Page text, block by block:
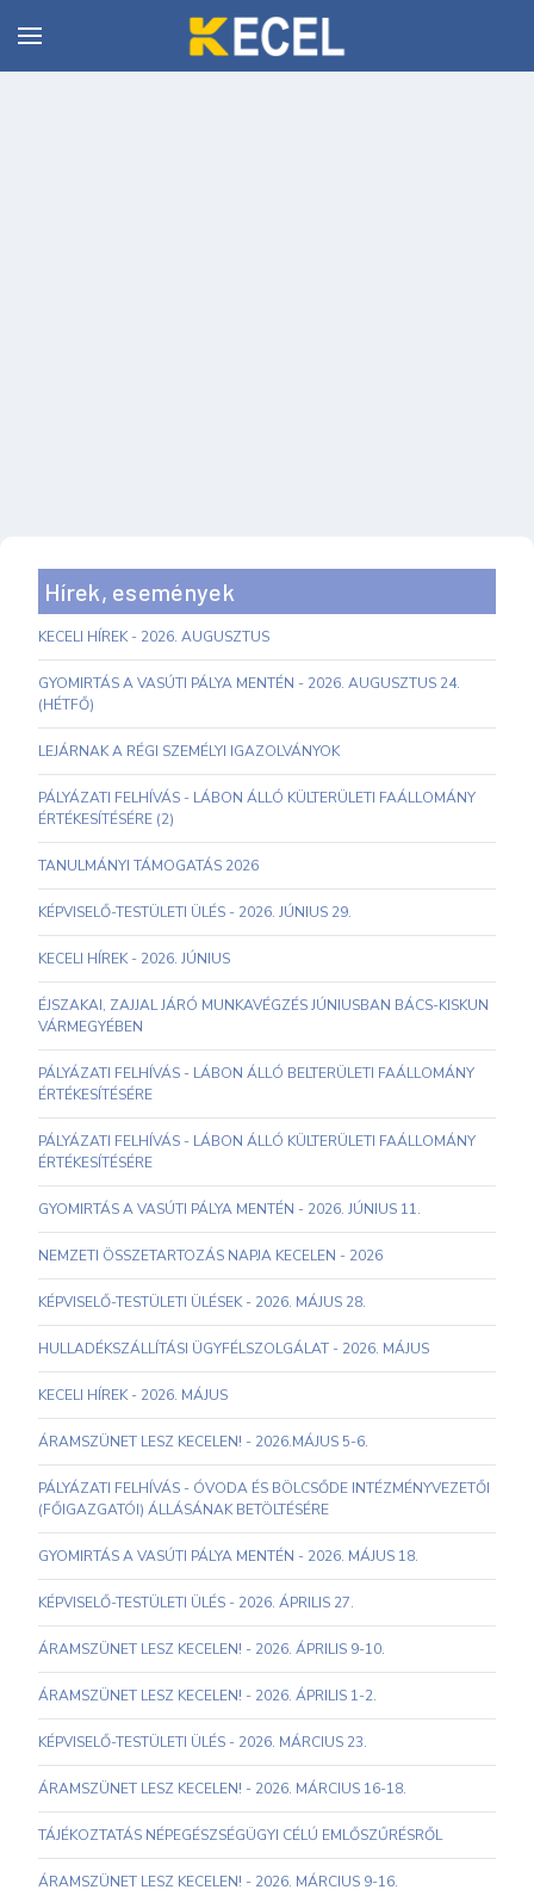
Hírek, események
KECELI HÍREK - 2026. AUGUSZTUS
GYOMIRTÁS A VASÚTI PÁLYA MENTÉN - 2026. AUGUSZTUS 24.
(HÉTFŐ)
LEJÁRNAK A RÉGI SZEMÉLYI IGAZOLVÁNYOK
PÁLYÁZATI FELHÍVÁS - LÁBON ÁLLÓ KÜLTERÜLETI FAÁLLOMÁNY
ÉRTÉKESÍTÉSÉRE (2)
TANULMÁNYI TÁMOGATÁS 2026
KÉPVISELŐ-TESTÜLETI ÜLÉS - 2026. JÚNIUS 29.
KECELI HÍREK - 2026. JÚNIUS
ÉJSZAKAI, ZAJJAL JÁRÓ MUNKAVÉGZÉS JÚNIUSBAN BÁCS-KISKUN
VÁRMEGYÉBEN
PÁLYÁZATI FELHÍVÁS - LÁBON ÁLLÓ BELTERÜLETI FAÁLLOMÁNY
ÉRTÉKESÍTÉSÉRE
PÁLYÁZATI FELHÍVÁS - LÁBON ÁLLÓ KÜLTERÜLETI FAÁLLOMÁNY
ÉRTÉKESÍTÉSÉRE
GYOMIRTÁS A VASÚTI PÁLYA MENTÉN - 2026. JÚNIUS 11.
NEMZETI ÖSSZETARTOZÁS NAPJA KECELEN - 2026
KÉPVISELŐ-TESTÜLETI ÜLÉSEK - 2026. MÁJUS 28.
HULLADÉKSZÁLLÍTÁSI ÜGYFÉLSZOLGÁLAT - 2026. MÁJUS
KECELI HÍREK - 2026. MÁJUS
ÁRAMSZÜNET LESZ KECELEN! - 2026.MÁJUS 5-6.
PÁLYÁZATI FELHÍVÁS - ÓVODA ÉS BÖLCSŐDE INTÉZMÉNYVEZETŐI
(FŐIGAZGATÓI) ÁLLÁSÁNAK BETÖLTÉSÉRE
GYOMIRTÁS A VASÚTI PÁLYA MENTÉN - 2026. MÁJUS 18.
KÉPVISELŐ-TESTÜLETI ÜLÉS - 2026. ÁPRILIS 27.
ÁRAMSZÜNET LESZ KECELEN! - 2026. ÁPRILIS 9-10.
ÁRAMSZÜNET LESZ KECELEN! - 2026. ÁPRILIS 1-2.
KÉPVISELŐ-TESTÜLETI ÜLÉS - 2026. MÁRCIUS 23.
ÁRAMSZÜNET LESZ KECELEN! - 2026. MÁRCIUS 16-18.
TÁJÉKOZTATÁS NÉPEGÉSZSÉGÜGYI CÉLÚ EMLŐSZŰRÉSRŐL
ÁRAMSZÜNET LESZ KECELEN! - 2026. MÁRCIUS 9-16.